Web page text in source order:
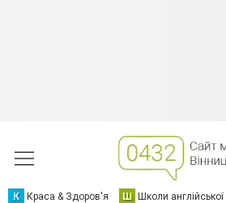
К Краса & Здоров'я Ш Школи